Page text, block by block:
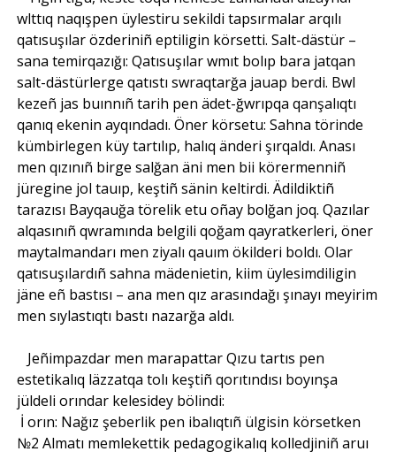
wlttıq naqışpen üylestiru sekildi tapsırmalar arqılı
qatısuşılar özderiniñ eptiligin körsetti. Salt-dästür –
sana temirqazığı: Qatısuşılar wmıt bolıp bara jatqan
salt-dästürlerge qatıstı swraqtarğa jauap berdi. Bwl
kezeñ jas buınnıñ tarih pen ädet-ğwrıpqa qanşalıqtı
qanıq ekenin ayqındadı. Öner körsetu: Sahna törinde
kümbirlegen küy tartılıp, halıq änderi şırqaldı. Anası
men qızınıñ birge salğan äni men bii körermenniñ
jüregine jol tauıp, keştiñ sänin keltirdi. Ädildiktiñ
tarazısı Bayqauğa törelik etu oñay bolğan joq. Qazılar
alqasınıñ qwramında belgili qoğam qayratkerleri, öner
maytalmandarı men ziyalı qauım ökilderi boldı. Olar
qatısuşılardıñ sahna mädenietin, kiim üylesimdiligin
jäne eñ bastısı – ana men qız arasındağı şınayı meyirim
men sıylastıqtı bastı nazarğa aldı.
Jeñimpazdar men marapattar Qızu tartıs pen
estetikalıq läzzatqa tolı keştiñ qorıtındısı boyınşa
jüldeli orındar kelesidey bölindi:
İ orın: Nağız şeberlik pen ibalıqtıñ ülgisin körsetken
№2 Almatı memlekettik pedagogikalıq kolledjiniñ aruı